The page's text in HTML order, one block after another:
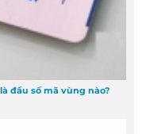
đầu số mã vùng nào?